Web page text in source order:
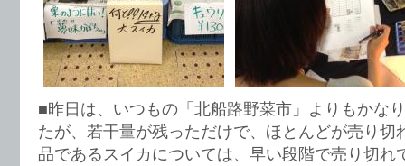
■昨日は、いつもの「北船路野菜市」よりもかな
たが、若干量が残っただけで、ほとんどが売り切
品であるスイカについては、早い段階で売り切れ